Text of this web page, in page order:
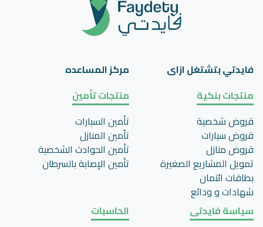
فايدتي بتشتغل ازاى
مركز المساعده
منتجات بنكية
قروض شخصية
قروض سيارات
قروض منازل
تمويل المشاريع الصغيرة
بطاقات ائتمان
شهادات و ودائع
منتجات تأمين
تأمين السيارات
تأمين المنازل
تأمين الحوادث الشخصية
تأمين اﻹصابة بالسرطان
سياسة فايدتى
الحاسبات